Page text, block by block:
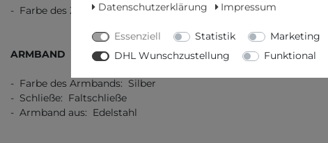
- Farbe des Ziffernblatts: Blau
ARMBAND
- Farbe des Armbands: Silber
- Schließe: Faltschließe
- Armband aus: Edelstahl
Datenschutzerklärung
Impressum
Essenziell Statistik Marketing
DHL Wunschzustellung
Funktional